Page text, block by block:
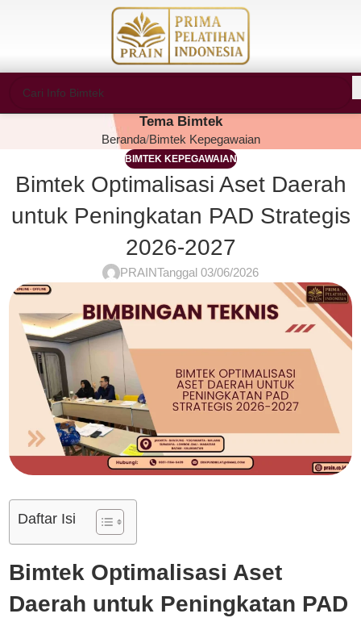
Tema Bimtek
Beranda Bimtek Kepegawaian
BIMTEK KEPEGAWAIAN
Bimtek Optimalisasi Aset Daerah
untuk Peningkatan PAD Strategis
2026-2027
PRAINTanggal 03/06/2026
Daftar Isi
Bimtek Optimalisasi Aset
Daerah untuk Peningkatan PAD